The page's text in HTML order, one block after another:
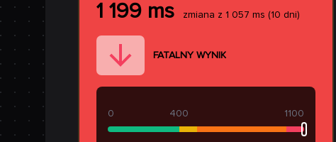
1 199 ms zmiana z 1 057 ms (10 dni)
FATALNY WYNIK
400
0 1100